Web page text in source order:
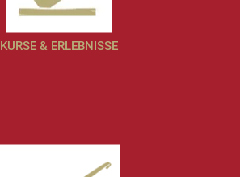
KURSE & ERLEBNISSE